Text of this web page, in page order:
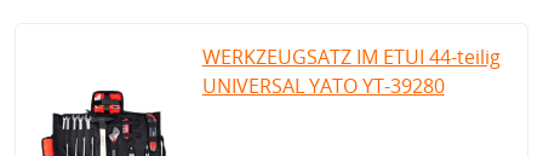
WERKZEUGSATZ IM ETUI 44-teilig
UNIVERSAL YATO YT-39280